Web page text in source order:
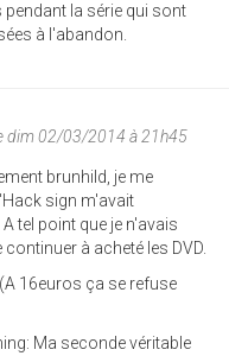
la série qui sont
à l'abandon.
dim 02/03/2014 à 21h45
brunhild, je me
sign m'avait
tel point que je n'avais
à acheté les DVD.
16euros ça se refuse
Ma seconde véritable